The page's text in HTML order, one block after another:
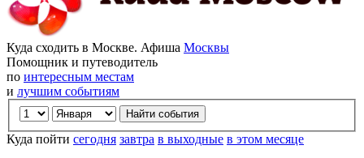
Куда сходить в Москве. Афиша Москвы
Помощник и путеводитель
по интересным местам
и лучшим событиям
Куда пойти сегодня завтра в выходные в этом месяце